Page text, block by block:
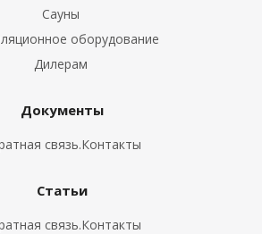
Сауны
оборудование
Дилерам
Документы
связь.Контакты
Статьи
связь.Контакты